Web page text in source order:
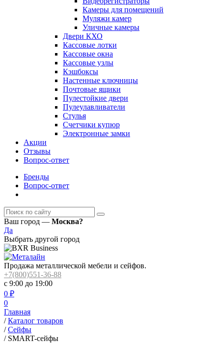
Камеры для помещений
Муляжи камер
Уличные камеры
Двери КХО
Кассовые лотки
Кассовые окна
Кассовые узлы
Кэшбоксы
Настенные ключницы
Почтовые ящики
Пулестойкие двери
Пулеулавливатели
Стулья
Счетчики купюр
Электронные замки
Акции
Отзывы
Вопрос-ответ
Бренды
Вопрос-ответ
Ваш город — Москва?
Да
Выбрать другой город
Продажа металлической мебели и сейфов.
+7(800)551-36-88
с 9:00 до 19:00
0 ₽
0
Главная
/ Каталог товаров
/ Сейфы
/ SMART-сейфы